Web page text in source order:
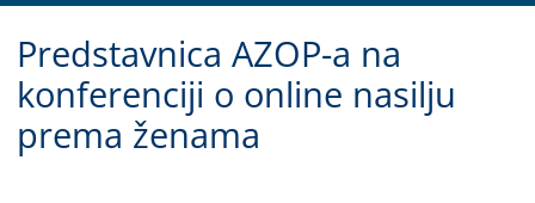
Predstavnica AZOP-a na
konferenciji o online nasilju
prema ženama